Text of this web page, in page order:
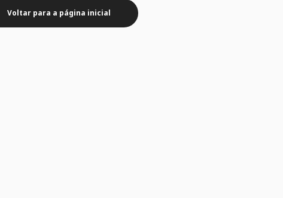
Voltar para a página inicial